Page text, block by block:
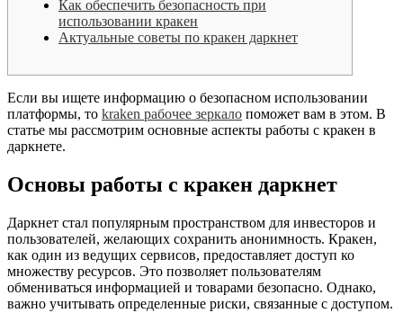
Как обеспечить безопасность при
использовании кракен
Актуальные советы по кракен даркнет
Если вы ищете информацию о безопасном использовании
платформы, то kraken рабочее зеркало поможет вам в этом. В
статье мы рассмотрим основные аспекты работы с кракен в
даркнете.
Основы работы с кракен даркнет
Даркнет стал популярным пространством для инвесторов и
пользователей, желающих сохранить анонимность. Кракен,
как один из ведущих сервисов, предоставляет доступ ко
множеству ресурсов. Это позволяет пользователям
обмениваться информацией и товарами безопасно. Однако,
важно учитывать определенные риски, связанные с доступом.